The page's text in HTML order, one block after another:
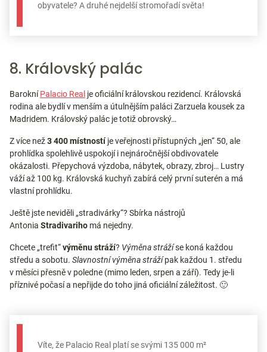
obyvatele? A druhé nejdelší stromořadí světa!
8. Královský palác
BarokníPalacio Real je oficiální královskou rezidencí. Královská
rodina ale bydlí v menším a útulnějším paláci Zarzuela kousek za
Madridem. Královský palác je totiž obrovský…
Z více než3 400 místnostíje veřejnosti přístupných „jen“ 50, ale
prohlídka spolehlivě uspokojí i nejnáročnější obdivovatele
okázalosti. Přepychová výzdoba, nábytek, obrazy, zbroj… Lustry
váží až 100 kg. Královská kuchyň zabírá celý první suterén a má
vlastní prohlídku.
Ještě jste neviděli „stradivárky“? Sbírka nástrojů
Antonia Stradivariho má nejedny.
Chcete „trefit“výměnu stráží? Výměna strážíse koná každou
středu a sobotu. Slavnostní výměna strážípak každou 1. středu
v měsíci přesně v poledne (mimo leden, srpen a září). Tedy je-li
příznivé počasí a nepřijde do toho jiná oficiální záležitost. 🙂
Víte, že Palacio Real platí se svými 135 000 m²